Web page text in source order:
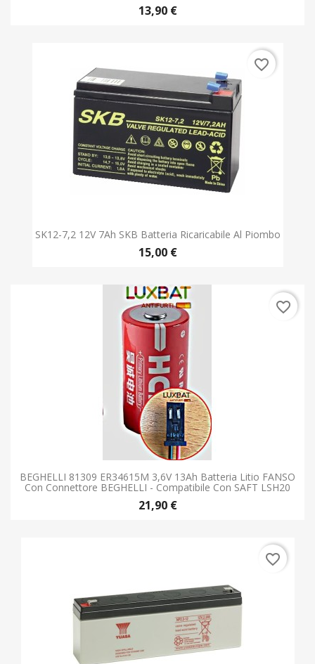
13,90 €
SK12-7,2 12V 7Ah SKB Batteria Ricaricabile Al Piombo
15,00 €
favorite_border
BEGHELLI 81309 ER34615M 3,6V 13Ah Batteria Litio FANSO
Con Connettore BEGHELLI - Compatibile Con SAFT LSH20
21,90 €
favorite_border
favorite_border